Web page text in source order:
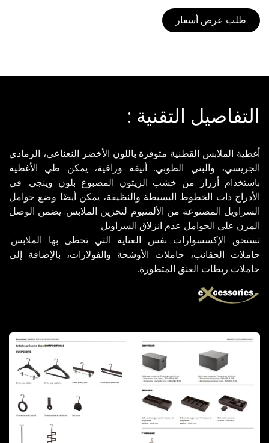
طلب عرض أسعار
التفاصيل التقنية :
أغطية الملابس القطنية متوفرة باللون الأخضر النعناعي، الرمادي
الجريسي، والبني الطوبي. أنيقة وراقية، يمكن طي الأغطية
باستخدام أزرار من خشب الزيتون المصبوغ بلون وينجي. في
الأدراج ذات الخطوط البسيطة والنظيفة، يمكن أيضًا وضع حوامل
السراويل المصنوعة من الألمنيوم لتخزين الملابس. يضمن الوصل
المرن على الحوامل عدم انزلاق السراويل.
تستحق الإكسسوارات نفس العناية التي تحظى بها الملابس:
حاملات الحقائب، حاملات الأوشحة والفولارات، بالإضافة إلى
حاملات ربطات العنق المتطورة.